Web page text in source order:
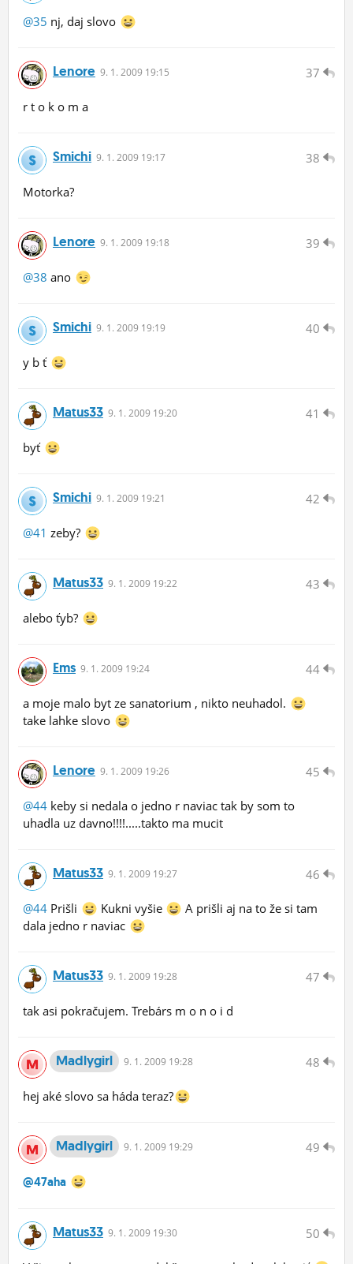
@35 nj, daj slovo
37
Lenore 9. 1. 2009 19:15
r t o k o m a
38
Smichi 9. 1. 2009 19:17
Motorka?
39
Lenore 9. 1. 2009 19:18
@38 ano
40
Smichi 9. 1. 2009 19:19
y b ť
41
Matus33 9. 1. 2009 19:20
byť
42
Smichi 9. 1. 2009 19:21
@41 zeby?
43
Matus33 9. 1. 2009 19:22
alebo ťyb?
44
Ems 9. 1. 2009 19:24
a moje malo byt ze sanatorium , nikto neuhadol.
take lahke slovo
45
Lenore 9. 1. 2009 19:26
@44 keby si nedala o jedno r naviac tak by som to
uhadla uz davno!!!!.....takto ma mucit
46
Matus33 9. 1. 2009 19:27
@44 Prišli Kukni vyšie
A prišli aj na to že si tam
dala jedno r naviac
47
Matus33 9. 1. 2009 19:28
tak asi pokračujem. Trebárs m o n o i d
48
Madlygirl 9. 1. 2009 19:28
hej aké slovo sa háda teraz?
49
Madlygirl 9. 1. 2009 19:29
@47aha
50
Matus33 9. 1. 2009 19:30